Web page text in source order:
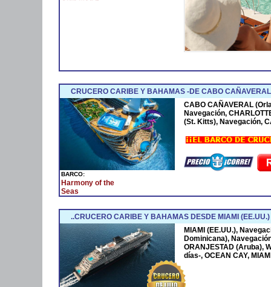
CRUCERO CARIBE Y BAHAMAS -DE CABO
BARCO:
Harmony of the
Seas
CABO CAÑAVERAL
Navegación,
(St. Kitts), Navegación,
..CRUCERO CARIBE Y BAHAMAS DESDE MIAMI (EE.UU.)
MIAMI (EE.UU.),
Dominicana),
ORANJESTAD (Aruba),
días-, OCEAN CAY,